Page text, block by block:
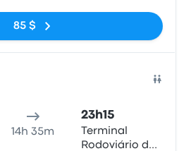
85 $
14h 35m
23h15
Terminal
Rodoviário de